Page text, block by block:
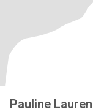
Pauline